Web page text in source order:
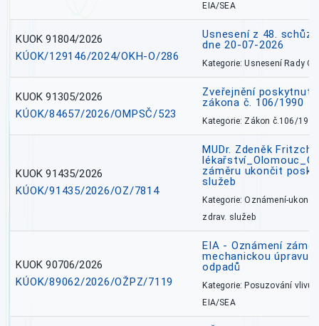
EIA/SEA
KUOK 91804/2026
KÚOK/129146/2024/OKH-O/286
Usnesení z 48.
dne 20-07-2026
Kategorie: Usnesení Rady
KUOK 91305/2026
KÚOK/84657/2026/OMPSČ/523
Zveřejnění poskytnutí
zákona č. 106/1990
Kategorie: Zákon č.106/1999
KUOK 91435/2026
KÚOK/91435/2026/OZ/7814
MUDr. Zdeněk
záměru ukončit
služeb
Kategorie: Oznámení-
zdrav. služeb
KUOK 90706/2026
KÚOK/89062/2026/OŽPZ/7119
EIA - Oznámení
mechanickou úpravu
odpadů
Kategorie: Posuzování vlivů
EIA/SEA